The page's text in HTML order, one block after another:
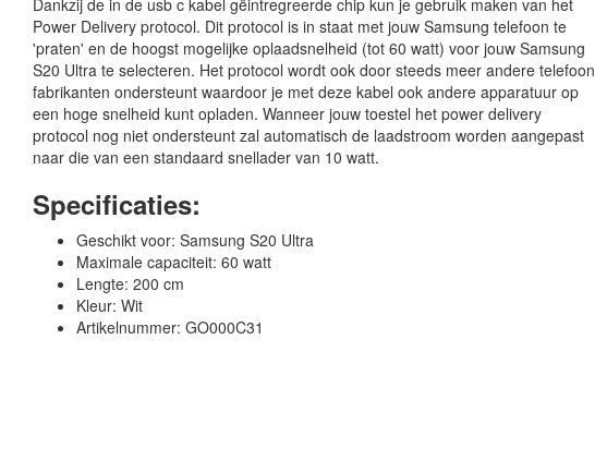
Dankzij de in de usb c kabel gëintregreerde chip kun je gebruik maken van het
Power Delivery protocol. Dit protocol is in staat met jouw Samsung telefoon te
'praten' en de hoogst mogelijke oplaadsnelheid (tot 60 watt) voor jouw Samsung
S20 Ultra te selecteren. Het protocol wordt ook door steeds meer andere telefoon
fabrikanten ondersteunt waardoor je met deze kabel ook andere apparatuur op
een hoge snelheid kunt opladen. Wanneer jouw toestel het power delivery
protocol nog niet ondersteunt zal automatisch de laadstroom worden aangepast
naar die van een standaard snellader van 10 watt.
Specificaties:
Geschikt voor: Samsung S20 Ultra
Maximale capaciteit: 60 watt
Lengte: 200 cm
Kleur: Wit
Artikelnummer: GO000C31